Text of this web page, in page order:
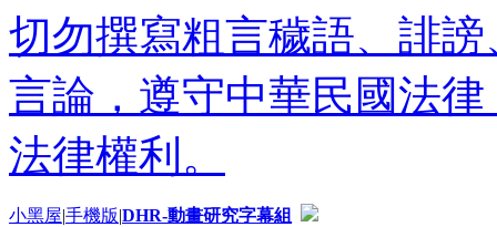
切勿撰寫粗言穢語、誹
言論，遵守中華民國法
法律權利。
小黑屋|手機版|DHR-動畫研究字幕組